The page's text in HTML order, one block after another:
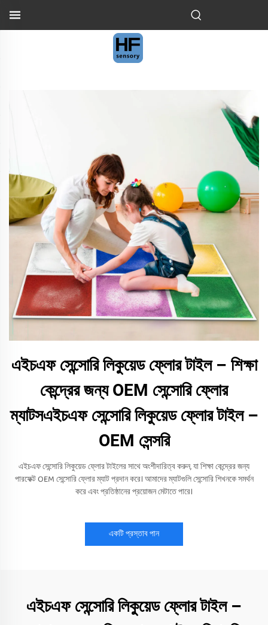
এইচএফ সেন্সোরি লিকুয়েড ফ্লোর টাইল – শিক্ষা
কেন্দ্রের জন্য OEM সেন্সোরি ফ্লোর
ম্যাটসএইচএফ সেন্সোরি লিকুয়েড ফ্লোর টাইল –
OEM সেন্সরি
এইচএফ সেন্সোরি লিকুয়েড ফ্লোর টাইলের সাথে অংশীদারিত্ব করুন, যা শিক্ষা কেন্দ্রের জন্য
পারফেক্ট OEM সেন্সোরি ফ্লোর ম্যাট প্রদান করে। আমাদের ম্যাটগুলি সেন্সোরি শিখনকে সমর্থন
করে এবং প্রতিষ্ঠানের প্রয়োজন মেটাতে পারে।
একটি প্রস্তাব পান
এইচএফ সেন্সোরি লিকুয়েড ফ্লোর টাইল –